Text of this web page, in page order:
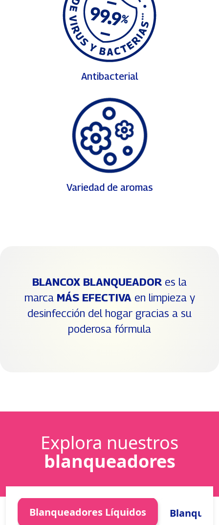
Antibacterial
Variedad de aromas
BLANCOX BLANQUEADOR es la
marca MÁS EFECTIVAen limpieza y
desinfección del hogar gracias a su
poderosa fórmula
Explora nuestros
blanqueadores
Blanqueadores Líquidos